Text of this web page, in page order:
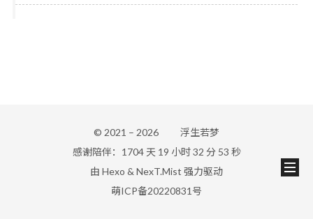
© 2021 – 2026
浮生若梦
感谢陪伴：1704 天 19 小时 32 分 53 秒
由 Hexo & NexT.Mist 强力驱动
萌ICP备20220831号